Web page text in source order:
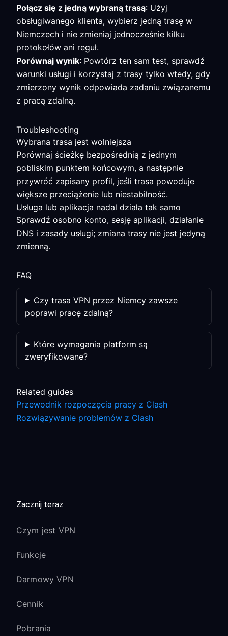
Połącz się z jedną wybraną trasą: Użyj
obsługiwanego klienta, wybierz jedną trasę w
Niemczech i nie zmieniaj jednocześnie kilku
protokołów ani reguł.
Porównaj wynik: Powtórz ten sam test, sprawdź
warunki usługi i korzystaj z trasy tylko wtedy, gdy
zmierzony wynik odpowiada zadaniu związanemu
z pracą zdalną.
Troubleshooting
Wybrana trasa jest wolniejsza
Porównaj ścieżkę bezpośrednią z jednym
pobliskim punktem końcowym, a następnie
przywróć zapisany profil, jeśli trasa powoduje
większe przeciążenie lub niestabilność.
Usługa lub aplikacja nadal działa tak samo
Sprawdź osobno konto, sesję aplikacji, działanie
DNS i zasady usługi; zmiana trasy nie jest jedyną
zmienną.
FAQ
Czy trasa VPN przez Niemcy zawsze
poprawi pracę zdalną?
Które wymagania platform są
zweryfikowane?
Related guides
Przewodnik rozpoczęcia pracy z Clash
Rozwiązywanie problemów z Clash
Zacznij teraz
Czym jest VPN
Funkcje
Darmowy VPN
Cennik
Pobrania